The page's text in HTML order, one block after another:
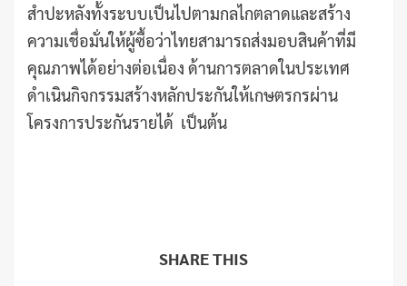
สำปะหลังทั้งระบบเป็นไปตามกลไกตลาดและสร้าง
ความเชื่อมั่นให้ผู้ซื้อว่าไทยสามารถส่งมอบสินค้าที่มี
คุณภาพได้อย่างต่อเนื่อง ด้านการตลาดในประเทศ
ดำเนินกิจกรรมสร้างหลักประกันให้เกษตรกรผ่าน
โครงการประกันรายได้ เป็นต้น
SHARE THIS